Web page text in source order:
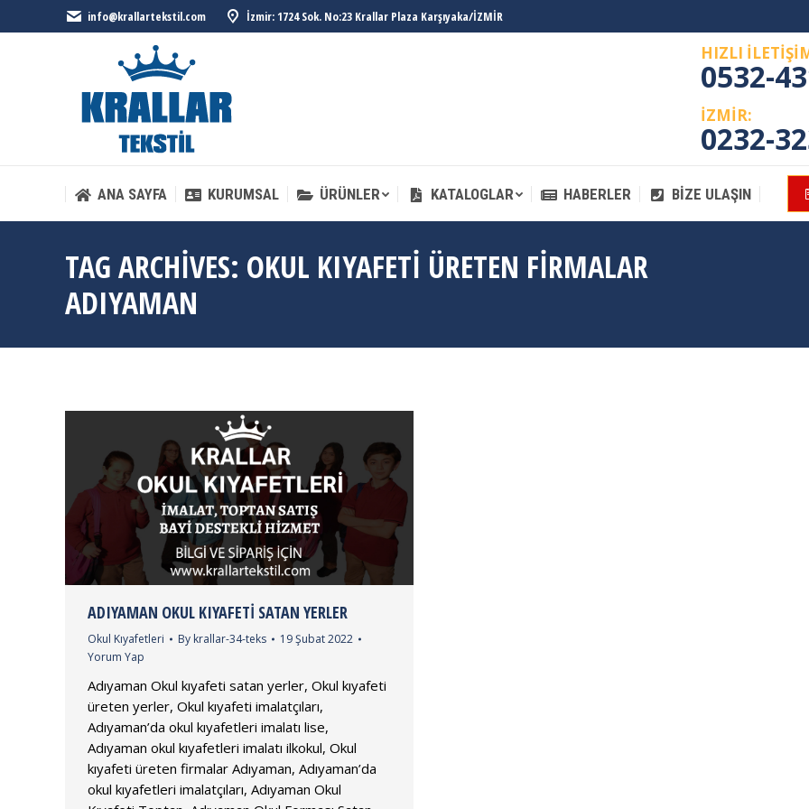
info@krallartekstil.com İzmir: 1724 Sok. No:23 Krallar Plaza Karşıyaka/İZMİR
HIZLI
0532-
İZMİR:
0232-
ANA SAYFA KURUMSAL ÜRÜNLER KATALOGLAR HABERLER BIZE ULAŞIN
TAG ARCHIVES: OKUL KIYAFETI ÜRETEN FIRMALAR
ADIYAMAN
ADIYAMAN OKUL KIYAFETI SATAN YERLER
Okul Kıyafetleri By krallar-34-teks
19 Şubat 2022
Yorum Yap
Adıyaman Okul kıyafeti satan yerler, Okul kıyafeti
üreten yerler, Okul kıyafeti imalatçıları,
Adıyaman’da okul kıyafetleri imalatı lise,
Adıyaman okul kıyafetleri imalatı ilkokul, Okul
kıyafeti üreten firmalar Adıyaman, Adıyaman’da
okul kıyafetleri imalatçıları, Adıyaman Okul
ANA SAYFA KURUMSAL ÜRÜNLER KATALOGLAR HABERLER BIZE ULAŞIN